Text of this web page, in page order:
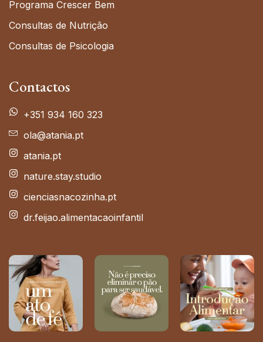
Programa Crescer Bem
Consultas de Nutrição
Consultas de Psicologia
Contactos
+351 934 160 323
ola@atania.pt
atania.pt
nature.stay.studio
cienciasnacozinha.pt
dr.feijao.alimentacaoinfantil